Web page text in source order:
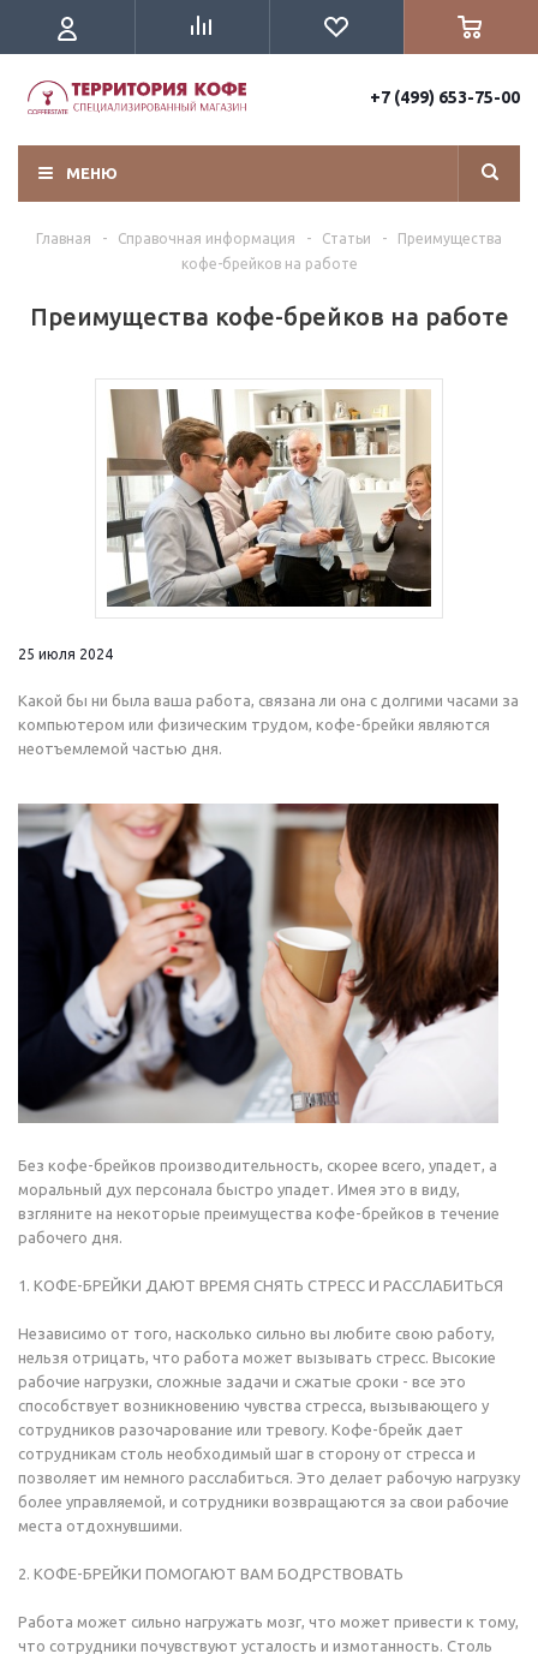
+7 (499) 653-75-00
МЕНЮ
Главная - Справочная информация - Статьи -
Преимущества
кофе-брейков на работе
Преимущества кофе-брейков на работе
25 июля 2024
Какой бы ни была ваша работа, связана ли она с долгими часами за
компьютером или физическим трудом, кофе-брейки являются
неотъемлемой частью дня.
Без кофе-брейков производительность, скорее всего, упадет, а
моральный дух персонала быстро упадет. Имея это в виду,
взгляните на некоторые преимущества кофе-брейков в течение
рабочего дня.
1. КОФЕ-БРЕЙКИ ДАЮТ ВРЕМЯ СНЯТЬ СТРЕСС И РАССЛАБИТЬСЯ
Независимо от того, насколько сильно вы любите свою работу,
нельзя отрицать, что работа может вызывать стресс. Высокие
рабочие нагрузки, сложные задачи и сжатые сроки - все это
способствует возникновению чувства стресса, вызывающего у
сотрудников разочарование или тревогу. Кофе-брейк дает
сотрудникам столь необходимый шаг в сторону от стресса и
позволяет им немного расслабиться. Это делает рабочую нагрузку
более управляемой, и сотрудники возвращаются за свои рабочие
места отдохнувшими.
2. КОФЕ-БРЕЙКИ ПОМОГАЮТ ВАМ БОДРСТВОВАТЬ
Работа может сильно нагружать мозг, что может привести к тому,
что сотрудники почувствуют усталость и измотанность. Столь